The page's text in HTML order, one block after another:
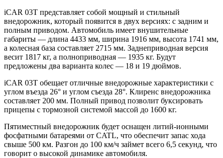
iCAR 03T представляет собой мощный и стильный
внедорожник, который появится в двух версиях: с задним и
полным приводом. Автомобиль имеет внушительные
габариты — длина 4433 мм, ширина 1916 мм, высота 1741 мм,
а колесная база составляет 2715 мм. Заднеприводная версия
весит 1817 кг, а полноприводная — 1935 кг. Будут
предложены два варианта колес — 18 и 19 дюймов.
iCAR 03T обещает отличные внедорожные характеристики с
углом въезда 26° и углом съезда 28°. Клиренс внедорожника
составляет 200 мм. Полный привод позволит буксировать
прицепы с тормозной системой массой до 1600 кг.
Пятиместный внедорожник будет оснащен литий-ионными
фосфатными батареями от CATL, что обеспечит запас хода
свыше 500 км. Разгон до 100 км/ч займет всего 6,5 секунд, что
говорит о высокой динамике автомобиля.